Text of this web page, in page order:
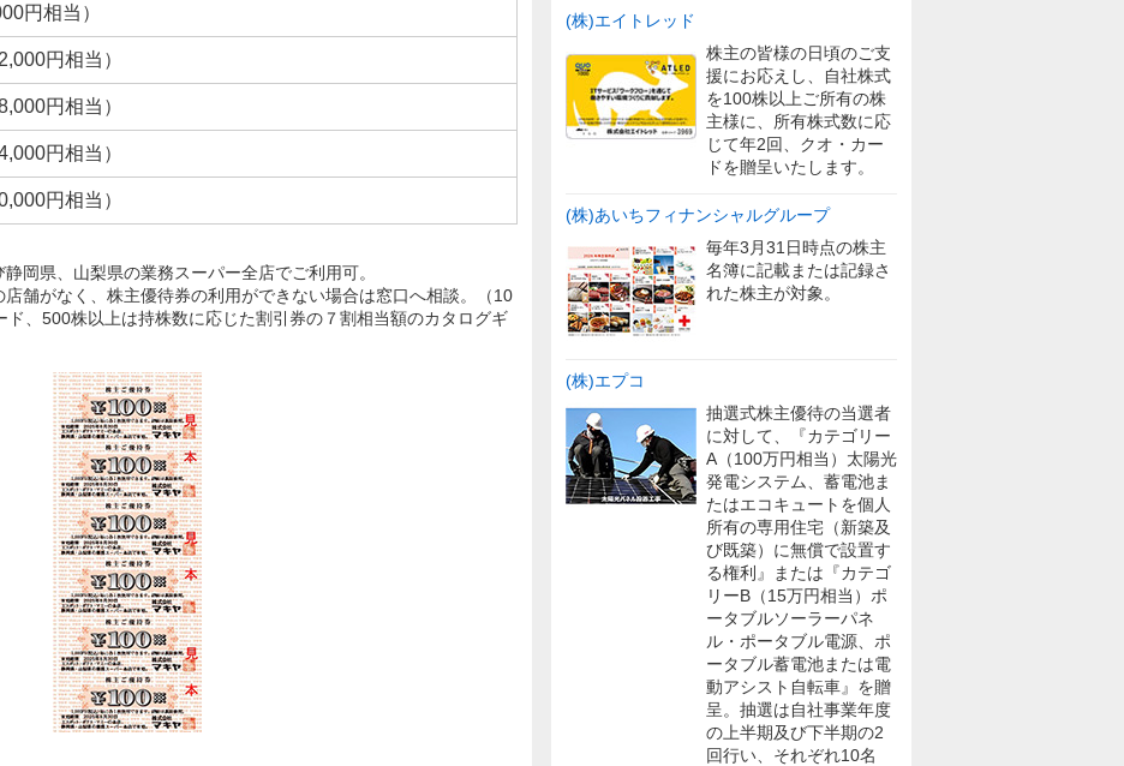
円相当）
円相当）
円相当）
円相当）
円相当）
岡県、山梨県の業務スーパー全店でご利用可。
舗がなく、株主優待券の利用ができない場合は窓口へ相談。（10
、500株以上は持株数に応じた割引券の７割相当額のカタログギ
(株)エイトレッド
株主の皆様の日頃のご支
援にお応えし、自社株式
を100株以上ご所有の株
主様に、所有株式数に応
じて年2回、クオ・カー
ドを贈呈いたします。
(株)あいちフィナンシャルグループ
毎年3月31日時点の株主
名簿に記載または記録さ
れた株主が対象。
(株)エプコ
抽選式株主優待の当選者
に対して、『カテゴリー
A（100万円相当）太陽光
発電システム、蓄電池ま
たはエコキュートを個人
所有の専用住宅（新築及
び既築）に無償で設置す
る権利』または『カテゴ
リーB（15万円相当）ポ
ータブルソーラーパネ
ル・ポータブル電源、ポ
ータブル蓄電池または電
動アシスト自転車』を贈
呈。抽選は自社事業年度
の上半期及び下半期の2
回行い、それぞれ10名